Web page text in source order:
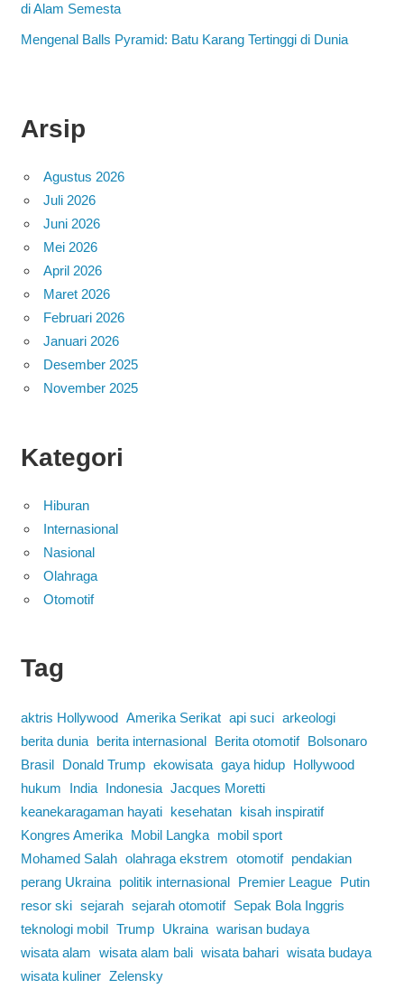
di Alam Semesta
Mengenal Balls Pyramid: Batu Karang Tertinggi di Dunia
Arsip
Agustus 2026
Juli 2026
Juni 2026
Mei 2026
April 2026
Maret 2026
Februari 2026
Januari 2026
Desember 2025
November 2025
Kategori
Hiburan
Internasional
Nasional
Olahraga
Otomotif
Tag
aktris Hollywood Amerika Serikat api suci arkeologi
berita dunia
berita internasional Berita otomotif
Bolsonaro
Brasil
Donald Trump ekowisata gaya hidup
Hollywood
hukum
India Indonesia Jacques Moretti
keanekaragaman hayati
kesehatan
kisah inspiratif
Kongres Amerika
Mobil Langka
mobil sport
Mohamed Salah olahraga ekstrem otomotif
pendakian
perang Ukraina
politik internasional Premier League
Putin
resor ski sejarah sejarah otomotif
Sepak Bola Inggris
teknologi mobil Trump Ukraina warisan budaya
wisata alam wisata alam bali wisata bahari wisata budaya
wisata kuliner Zelensky